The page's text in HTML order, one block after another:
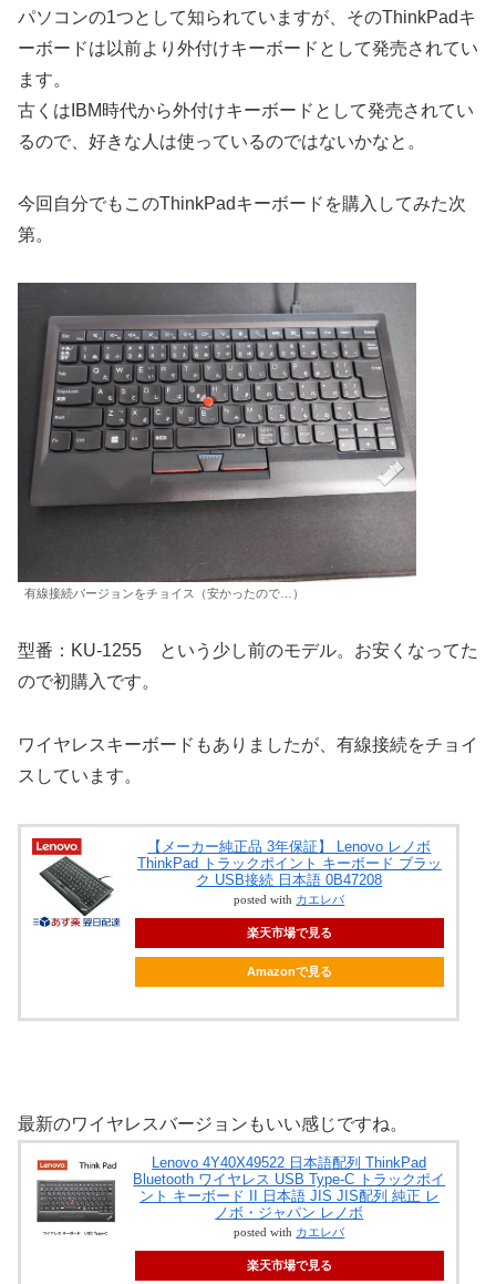
パソコンの1つとして知られていますが、そのThinkPadキ
ーボードは以前より外付けキーボードとして発売されてい
ます。
古くはIBM時代から外付けキーボードとして発売されてい
るので、好きな人は使っているのではないかなと。
今回自分でもこのThinkPadキーボードを購入してみた次
第。
有線接続バージョンをチョイス（安かったので…）
型番：KU-1255 という少し前のモデル。お安くなってた
ので初購入です。
ワイヤレスキーボードもありましたが、有線接続をチョイ
スしています。
【メーカー純正品 3年保証】 Lenovo レノボ
ThinkPad トラックポイント キーボード ブラッ
ク USB接続 日本語 0B47208
posted with カエレバ
楽天市場で見る
Amazonで見る
最新のワイヤレスバージョンもいい感じですね。
Lenovo 4Y40X49522 日本語配列 ThinkPad
Bluetooth ワイヤレス USB Type-C トラックポイ
ント キーボード II 日本語 JIS JIS配列 純正 レ
ノボ・ジャパン レノボ
posted with カエレバ
楽天市場で見る